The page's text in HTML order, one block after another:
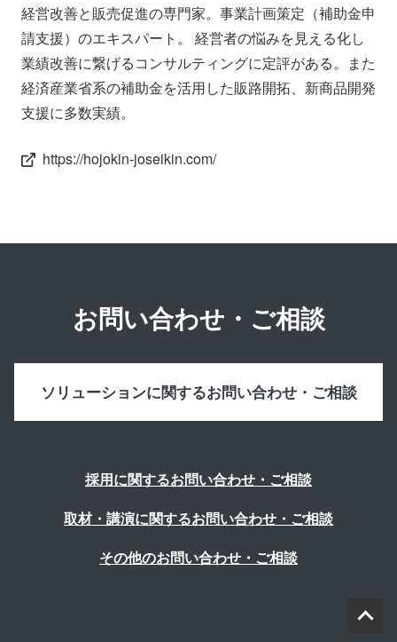
経営改善と販売促進の専門家。事業計画策定（補助金申
請支援）のエキスパート。 経営者の悩みを見える化し
業績改善に繋げるコンサルティングに定評がある。また
経済産業省系の補助金を活用した販路開拓、新商品開発
支援に多数実績。
https://hojokin-joseikin.com/
お問い合わせ・ご相談
ソリューションに関するお問い合わせ・ご相談
採用に関するお問い合わせ・ご相談
取材・講演に関するお問い合わせ・ご相談
その他のお問い合わせ・ご相談